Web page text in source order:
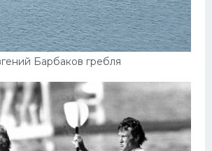
Барбаков гребля